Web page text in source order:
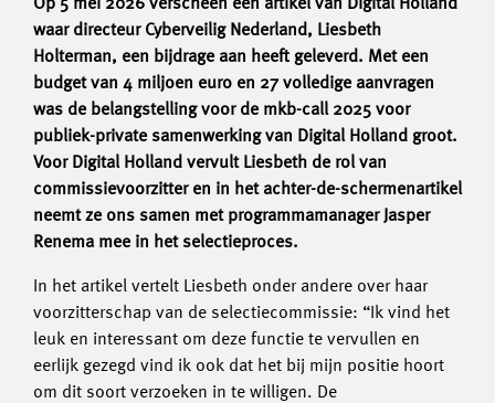
Op 5 mei 2026 verscheen een artikel van Digital Holland
waar directeur Cyberveilig Nederland, Liesbeth
Holterman, een bijdrage aan heeft geleverd. Met een
budget van 4 miljoen euro en 27 volledige aanvragen
was de belangstelling voor de mkb-call 2025 voor
publiek-private samenwerking van Digital Holland groot.
Voor Digital Holland vervult Liesbeth de rol van
commissievoorzitter en in het achter-de-schermenartikel
neemt ze ons samen met programmamanager Jasper
Renema mee in het selectieproces.
In het artikel vertelt Liesbeth onder andere over haar
voorzitterschap van de selectiecommissie: “Ik vind het
leuk en interessant om deze functie te vervullen en
eerlijk gezegd vind ik ook dat het bij mijn positie hoort
om dit soort verzoeken in te willigen. De